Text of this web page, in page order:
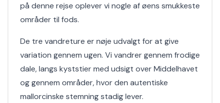
på denne rejse oplever vi nogle af øens smukkeste
områder til fods.
De tre vandreture er nøje udvalgt for at give
variation gennem ugen. Vi vandrer gennem frodige
dale, langs kyststier med udsigt over Middelhavet
og gennem områder, hvor den autentiske
mallorcinske stemning stadig lever.